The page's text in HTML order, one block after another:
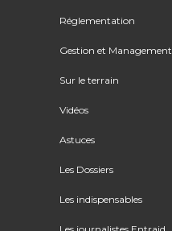
Réglementation
Gestion et Management
Sur le terrain
Vidéos
Astuces
Les Dossiers
Les indispensables